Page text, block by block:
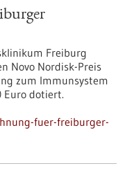
Freiburg
Novo Nordisk-Preis
zum Immunsystem
Euro dotiert.
fuer-freiburger-